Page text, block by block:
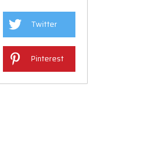
Twitter
Pinterest